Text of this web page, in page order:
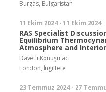
Burgas, Bulgaristan
11 Ekim 2024 - 11 Ekim 2024
RAS Specialist
Equilibrium
Atmosphere and Interior
Davetli Konuşmacı
London, İngiltere
23 Temmuz 2024 - 27